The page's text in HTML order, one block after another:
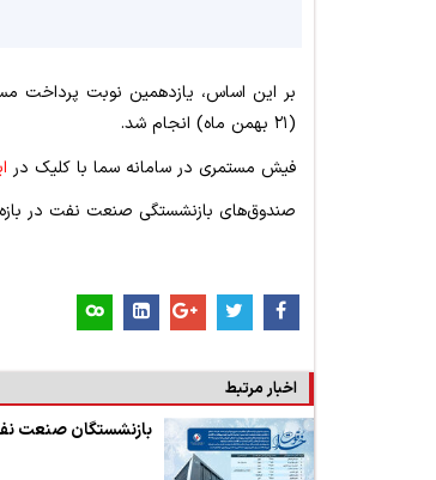
(۲۱ بهمن ماه) انجام شد.
فیش مستمری در سامانه سما با کلیک در
صندوق‌های بازنشستگی صنعت نفت در بازه زمانی ۲۰ تا ۲۳ هر ماه پرداخت مستمری را
اخبار مرتبط
بازنشستگان صنعت